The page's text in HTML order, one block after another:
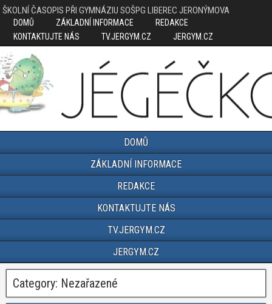
ŠKOLNÍ ČASOPIS PŘI GYMNÁZIU SOŠPG LIBEREC JERONÝMOVA
DOMŮ ZÁKLADNÍ INFORMACE
REDAKCE
KONTAKTUJTE NÁS
TV.JERGYM.CZ JERGYM.CZ
DOMŮ
ZÁKLADNÍ INFORMACE
REDAKCE
KONTAKTUJTE NÁS
TV.JERGYM.CZ
JERGYM.CZ
Category: Nezařazené